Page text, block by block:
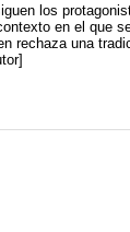
los
en el que
rechaza una